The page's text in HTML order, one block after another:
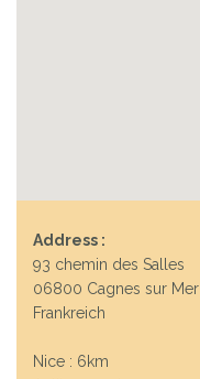
Address :
93 chemin des Salles
06800 Cagnes sur Mer
Frankreich
Nice : 6km